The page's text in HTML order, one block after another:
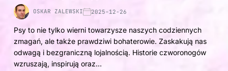
OSKAR ZALEWSKI 2025-12-26
Psy to nie tylko wierni towarzysze naszych codziennych
zmagań, ale także prawdziwi bohaterowie. Zaskakują nas
odwagą i bezgraniczną lojalnością. Historie czworonogów
wzruszają, inspirują oraz…